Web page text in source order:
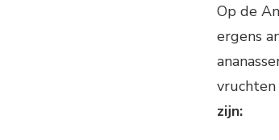
Op de
ergens
zijn: